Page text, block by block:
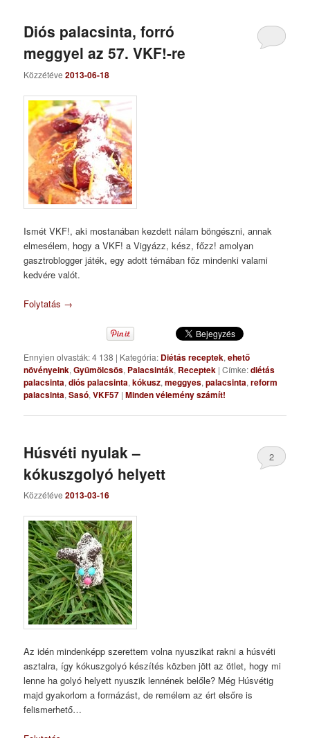
Diós palacsinta, forró
meggyel az 57. VKF!-re
Közzétéve2013-06-18
Ismét VKF!, aki mostanában kezdett nálam böngészni, annak
elmesélem, hogy a VKF! a Vigyázz, kész, főzz! amolyan
gasztroblogger játék, egy adott témában főz mindenki valami
kedvére valót.
Folytatás →
Ennyien olvasták: 4 138 | Kategória: Diétás receptek,ehető
növényeink,Gyümölcsös, Palacsinták, Receptek |Címke:diétás
palacsinta,diós palacsinta,kókusz,meggyes,palacsinta,reform
palacsinta,Sasó,VKF57 |Minden vélemény számít!
Húsvéti nyulak –
kókuszgolyó helyett
Közzétéve2013-03-16
2
Az idén mindenképp szerettem volna nyuszikat rakni a húsvéti
asztalra, így kókuszgolyó készítés közben jött az ötlet, hogy mi
lenne ha golyó helyett nyuszik lennének belőle? Még Húsvétig
majd gyakorlom a formázást, de remélem az ért elsőre is
felismerhető…